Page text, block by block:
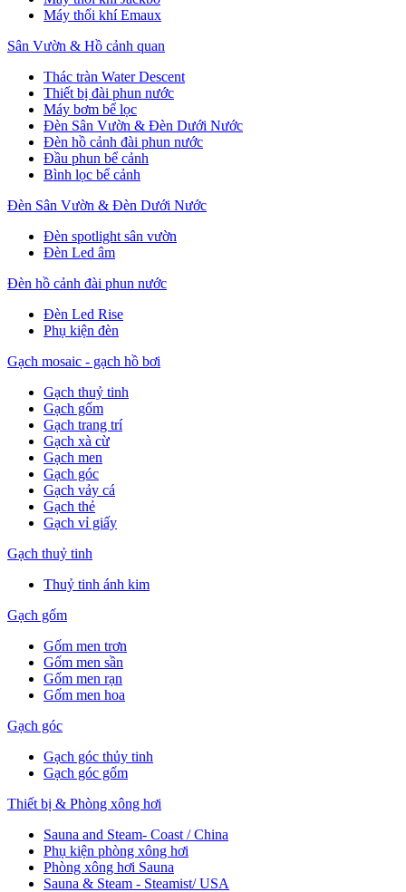
Máy thổi khí Emaux
Sân Vườn & Hồ cảnh quan
Thác tràn Water Descent
Thiết bị đài phun nước
Máy bơm bể lọc
Đèn Sân Vườn & Đèn Dưới Nước
Đèn hồ cảnh đài phun nước
Đầu phun bể cảnh
Bình lọc bể cảnh
Đèn Sân Vườn & Đèn Dưới Nước
Đèn spotlight sân vườn
Đèn Led âm
Đèn hồ cảnh đài phun nước
Đèn Led Rise
Phụ kiện đèn
Gạch mosaic - gạch hồ bơi
Gạch thuỷ tinh
Gạch gốm
Gạch trang trí
Gạch xà cừ
Gạch men
Gạch góc
Gạch vảy cá
Gạch thẻ
Gạch vỉ giấy
Gạch thuỷ tinh
Thuỷ tinh ánh kim
Gạch gốm
Gốm men trơn
Gốm men sần
Gốm men rạn
Gốm men hoa
Gạch góc
Gạch góc thủy tinh
Gạch góc gốm
Thiết bị & Phòng xông hơi
Sauna and Steam- Coast / China
Phụ kiện phòng xông hơi
Phòng xông hơi Sauna
Sauna & Steam - Steamist/ USA